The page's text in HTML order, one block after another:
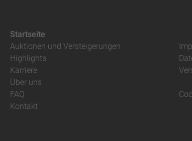
Startseite
Auktionen und Versteigerungen
Highlights
Karriere
Über uns
FAQ
Kontakt